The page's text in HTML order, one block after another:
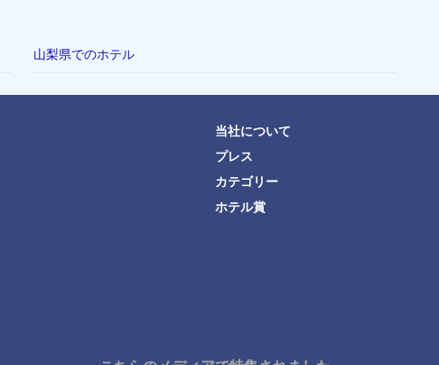
山梨県でのホテル
当社について
プレス
カテゴリー
ホテル賞